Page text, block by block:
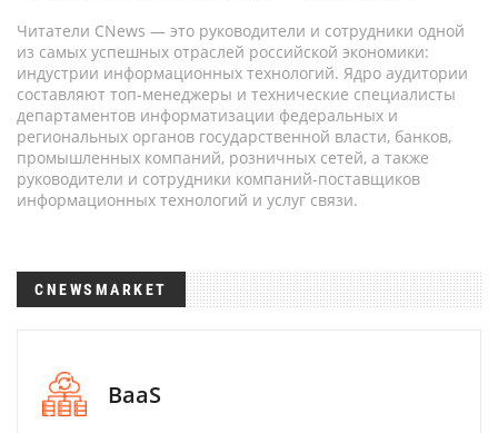
Читатели CNews — это руководители и сотрудники одной
из самых успешных отраслей российской экономики:
индустрии информационных технологий. Ядро аудитории
составляют топ-менеджеры и технические специалисты
департаментов информатизации федеральных и
региональных органов государственной власти, банков,
промышленных компаний, розничных сетей, а также
руководители и сотрудники компаний-поставщиков
информационных технологий и услуг связи.
CNEWSMARKET
BaaS